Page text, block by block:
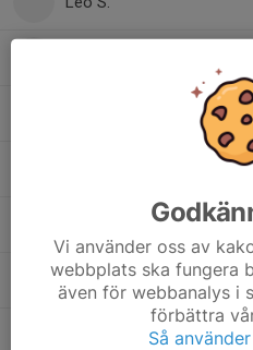
Simon E.
Vi använder oss av
webbplats ska fungera
även för webbanalys i
förbättra
Så